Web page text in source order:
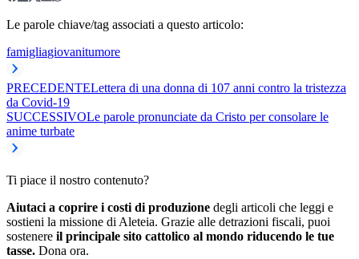
Le parole chiave/tag associati a questo articolo:
famigliagiovanitumore
PRECEDENTELettera di una donna di 107 anni contro la tristezza
da Covid-19
SUCCESSIVOLe parole pronunciate da Cristo per consolare le
anime turbate
Ti piace il nostro contenuto?
Aiutaci a coprire i costi di produzione degli articoli che leggi e
sostieni la missione di Aleteia. Grazie alle detrazioni fiscali, puoi
sostenere il principale sito cattolico al mondo riducendo le tue
tasse. Dona ora.